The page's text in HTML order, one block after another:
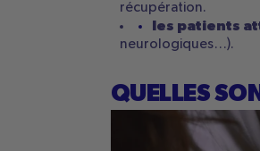
récupération.
les patients
neurologiques…).
QUELLES